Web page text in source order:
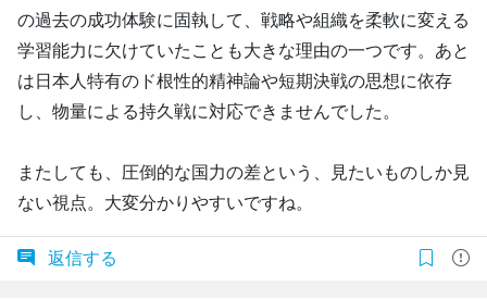
の過去の成功体験に固執して、戦略や組織を柔軟に変える
学習能力に欠けていたことも大きな理由の一つです。あと
は日本人特有のド根性的精神論や短期決戦の思想に依存
し、物量による持久戦に対応できませんでした。
またしても、圧倒的な国力の差という、見たいものしか見
ない視点。大変分かりやすいですね。
返信する